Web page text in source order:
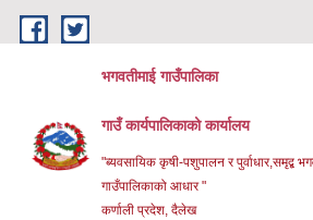
Skip to main content
भगवतीमाई गाउँपालिका
गाउँ कार्यपालिकाको कार्यालय
"ब्यवसायिक कृषी-पशुपालन र पुर्वाधार,समृद्ब
गाउँपालिकाको आधार "
कर्णाली प्रदेश, दैलेख